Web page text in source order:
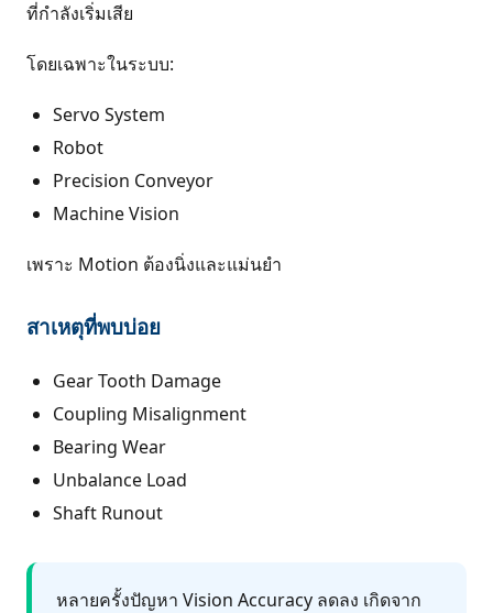
ที่กำลังเริ่มเสีย
โดยเฉพาะในระบบ:
Servo System
Robot
Precision Conveyor
Machine Vision
เพราะ Motion ต้องนิ่งและแม่นยำ
สาเหตุที่พบบ่อย
Gear Tooth Damage
Coupling Misalignment
Bearing Wear
Unbalance Load
Shaft Runout
หลายครั้งปัญหา Vision Accuracy ลดลง เกิดจาก